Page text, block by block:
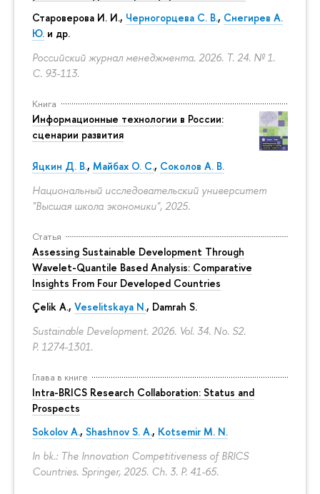
Староверова И. И., Черногорцева С. В., Снегирев А.
Ю. и др.
Российский журнал менеджмента. 2026. Т. 24. № 1.
С. 93-113.
Книга
Информационные технологии в России:
сценарии развития
Яцкин Д. В., Майбах О. С., Соколов А. В.
Национальный исследовательский университет
"Высшая школа экономики", 2025.
Статья
Assessing Sustainable Development Through
Wavelet-Quantile Based Analysis: Comparative
Insights From Four Developed Countries
Çelik A., Veselitskaya N., Damrah S.
Sustainable Development. 2026. Vol. 34. No. S2.
P. 1274-1301.
Глава в книге
Intra-BRICS Research Collaboration: Status and
Prospects
Sokolov A., Shashnov S. A., Kotsemir M. N.
In bk.: The Innovation Competitiveness of BRICS
Countries. Springer, 2025. Ch. 3. P. 41-65.